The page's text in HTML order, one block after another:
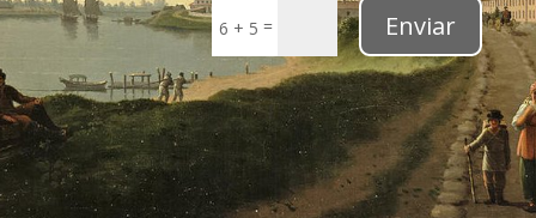
6 + 5 = Enviar